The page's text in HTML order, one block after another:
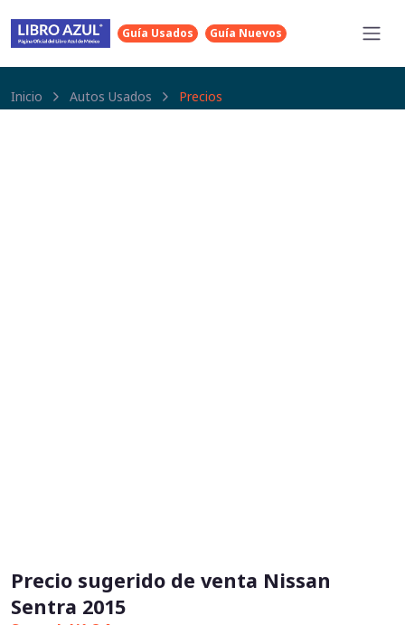
Guía Usados Guía Nuevos
Inicio Autos Usados Precios
Precio sugerido de venta Nissan
Sentra 2015